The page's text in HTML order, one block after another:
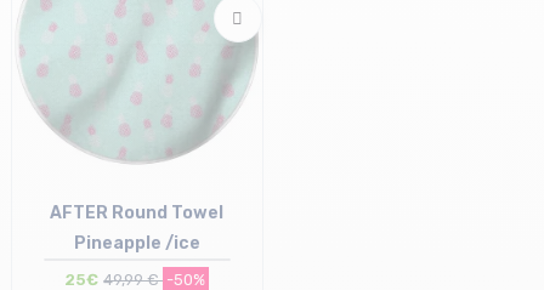
AFTER Round Towel
Pineapple /ice
25€ 49,99 € -50%